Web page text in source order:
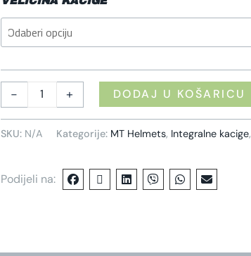
- + DODAJ U KOŠARICU
SKU: N/A Kategorije: MT Helmets, Integralne kacige,
Podijeli na: